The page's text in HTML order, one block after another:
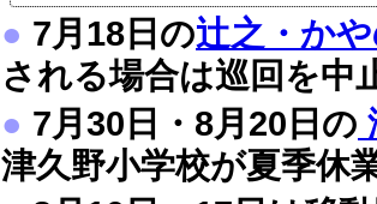
● 7月18日の辻之・か
される場合は巡回を中
● 7月30日・8月20日の
津久野小学校が夏季休